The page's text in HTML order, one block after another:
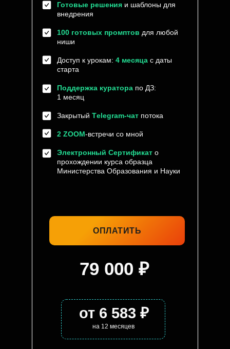
Готовые решения и шаблоны для
внедрения
100 готовых промптов для любой
ниши
Доступ к урокам: 4 месяца с даты
старта
Поддержка куратора по ДЗ:
1 месяц
Закрытый Тelegram-чат потока
2 ZOOM-встречи со мной
Электронный Сертификат о
прохождении курса образца
Министерства Образования и Науки
79 000 ₽
от 6 583 ₽
на 12 месяцев
ОПЛАТИТЬ